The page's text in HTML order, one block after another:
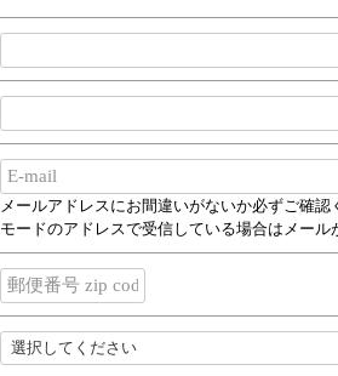
メールアドレスにお間違いがないか必ずご確
モードのアドレスで受信している場合はメール